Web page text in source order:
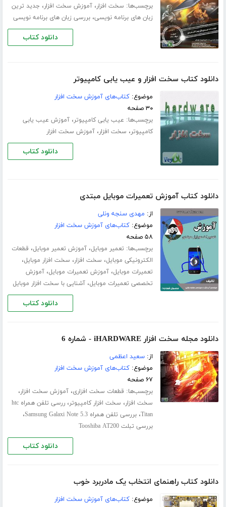
برچسب‌ها: سخت افزار،آموزش سخت افزار، جدید ترین
زبان های برنامه نویسی،بررسی زبان های برنامه نویسی
دانلود کتاب
دانلود کتاب سخت افزار و عیب یابی کامپیوتر
موضوع:کتاب‌های آموزش سخت افزار
۳۰ صفحه
برچسب‌ها: عیب یابی کامپیوتر،آموزش عیب یابی
کامپیوتر، سخت افزار،آموزش سخت افزار
دانلود کتاب
دانلود کتاب آموزش تعمیرات موبایل مبتدی
از: مهدی سنجه ونلی
موضوع:کتاب‌های آموزش سخت افزار
۵۸ صفحه
برچسب‌ها: تعمیر موبایل،آموزش تعمیر موبایل، قطعات
الکترونیکی موبایل، سخت افزار، سخت افزار موبایل،
تعمیرات موبایل،آموزش تعمیرات موبایل،آموزش
تخصصی تعمیرات موبایل،آشنایی با سخت افزار موبایل
دانلود کتاب
دانلود مجله سخت افزار iHARDWARE - شماره 6
از:سعید اعظمی
موضوع:کتاب‌های آموزش سخت افزار
۶۷ صفحه
برچسب‌ها: قطعات سخت افزاری،آموزش سخت افزار،
سخت افزار، سخت افزار کامپیوتر،
ررسی تلفن همراه htc
Titan،بررسی تلفن همراه Samsung Galaxi Note 5.3 ،
بررسی تبلت Tooshiba AT200
دانلود کتاب
دانلود کتاب راهنمای انتخاب یک مادربرد خوب
موضوع:کتاب‌های آموزش سخت افزار